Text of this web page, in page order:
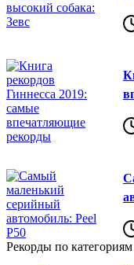
Рекорды по категориям